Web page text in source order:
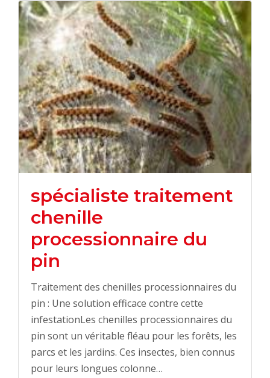
spécialiste traitement
chenille
processionnaire du
pin
Traitement des chenilles processionnaires du
pin : Une solution efficace contre cette
infestationLes chenilles processionnaires du
pin sont un véritable fléau pour les forêts, les
parcs et les jardins. Ces insectes, bien connus
pour leurs longues colonne…